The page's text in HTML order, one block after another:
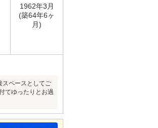
1962年3月
(築64年6ヶ
月)
スペースとしてご
てゆったりとお過